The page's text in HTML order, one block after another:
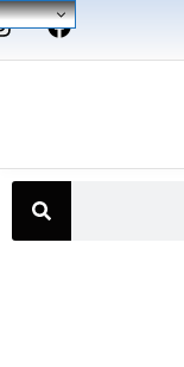
Hebrew